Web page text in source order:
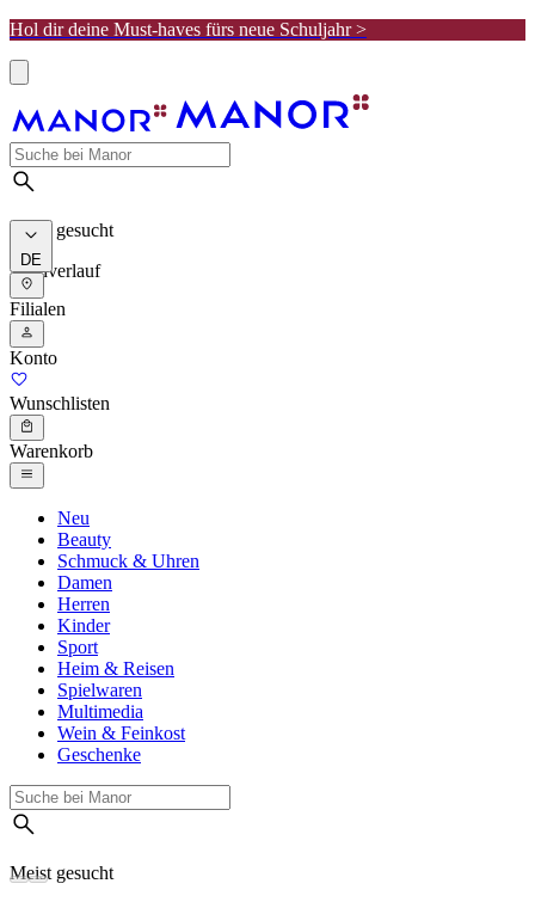
Hol dir deine Must-haves fürs neue Schuljahr >
Meist gesucht
Suchverlauf
DE
Filialen
Konto
Wunschlisten
Warenkorb
Neu
Beauty
Schmuck & Uhren
Damen
Herren
Kinder
Sport
Heim & Reisen
Spielwaren
Multimedia
Wein & Feinkost
Geschenke
Meist gesucht